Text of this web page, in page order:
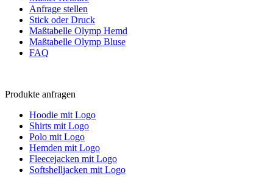
Anfrage stellen
Stick oder Druck
Maßtabelle Olymp Hemd
Maßtabelle Olymp Bluse
FAQ
Produkte anfragen
Hoodie mit Logo
Shirts mit Logo
Polo mit Logo
Hemden mit Logo
Fleecejacken mit Logo
Softshelljacken mit Logo